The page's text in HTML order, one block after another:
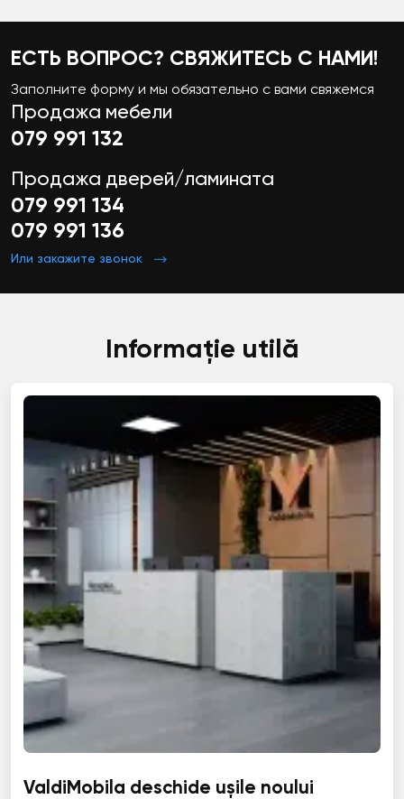
ЕСТЬ ВОПРОС? СВЯЖИТЕСЬ С НАМИ!
Заполните форму и мы обязательно с вами свяжемся
Продажа мебели
079 991 132
Продажа дверей/ламината
079 991 134
079 991 136
Или закажите звонок
Informație utilă
ValdiMobila deschide ușile noului